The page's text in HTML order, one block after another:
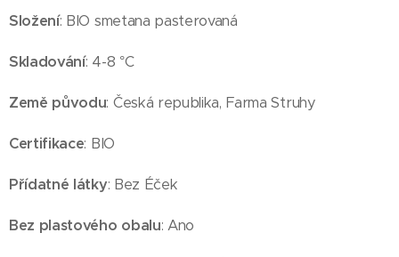
Složení: BIO smetana pasterovaná
Skladování: 4-8 °C
Země původu: Česká republika, Farma Struhy
Certifikace: BIO
Přídatné látky: Bez Éček
Bez plastového obalu: Ano